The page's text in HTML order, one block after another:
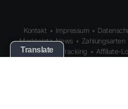
Kontakt • Impressum •
Marktplatz-News • Zahlungsarten
Partner
Tracking • Affiliate-
Translate